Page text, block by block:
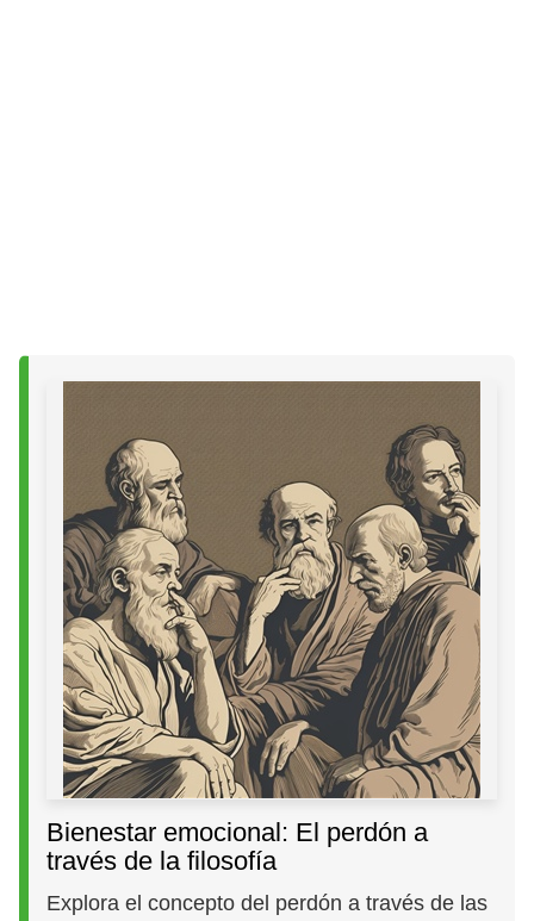
Bienestar emocional: El perdón a
través de la filosofía
Explora el concepto del perdón a través de las